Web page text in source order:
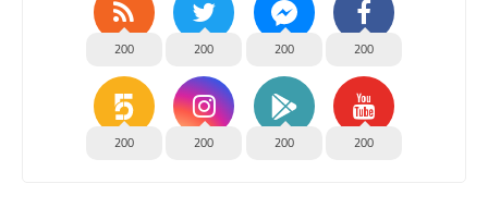
200
200
200
200
200
200
200
200